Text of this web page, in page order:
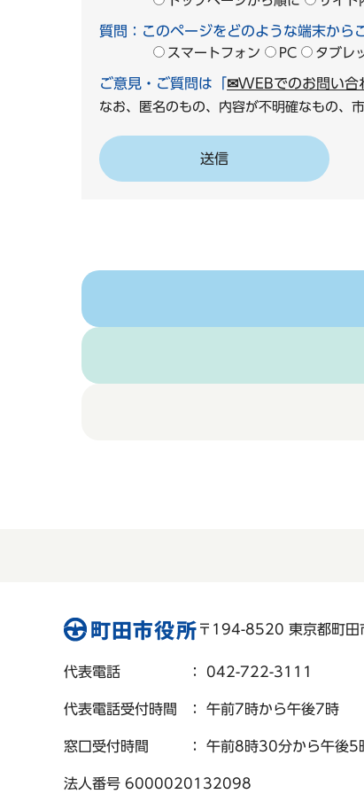
質問：このページをどのような端末から
スマートフォン PC タブレ
ご意見・ご質問は「 ✉WEBでのお問い合
なお、匿名のもの、内容が不明確なもの
〒194-8520 東京都町
代表電話 ： 042-722-3111
代表電話受付時間 ： 午前7時から午後7時
窓口受付時間 ： 午前8時30分から午後5
法人番号 6000020132098